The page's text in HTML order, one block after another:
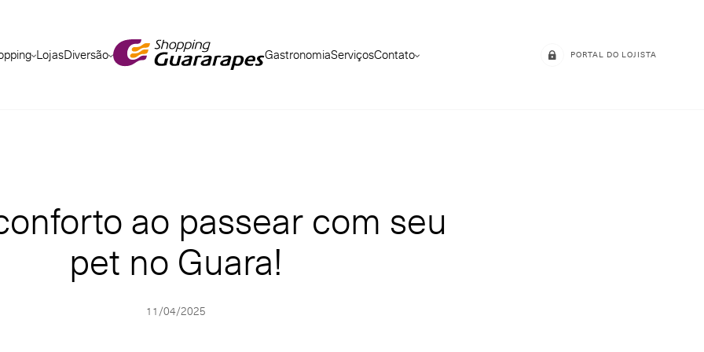
LojasDiversão GastronomiaServiçosContato PORTAL DO LOJISTA
ao passear com seu
pet no Guara!
11/04/2025